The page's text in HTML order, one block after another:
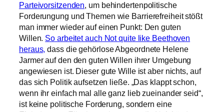
Parteivorsitzenden, um behindertenpolitische
Forderungung und Themen wie Barrierefreiheit stößt
man immer wieder auf einen Punkt: Den guten
Willen. So arbeitet auch Not quite like Beethoven
heraus, dass die gehörlose Abgeordnete Helene
Jarmer auf den den guten Willen ihrer Umgebung
angewiesen ist. Dieser gute Wille ist aber nichts, auf
das sich Politik aufsetzen ließe. „Das klappt schon,
wenn ihr einfach mal alle ganz lieb zueinander seid“,
ist keine politische Forderung, sondern eine